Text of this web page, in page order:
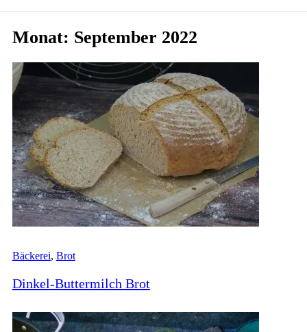
Monat: September 2022
Bäckerei, Brot
Dinkel-Buttermilch Brot